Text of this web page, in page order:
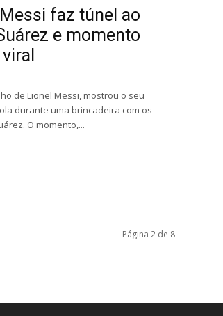
faz túnel ao
e momento
de Lionel Messi, mostrou o seu
durante uma brincadeira com os
O momento,...
Página 2 de 8